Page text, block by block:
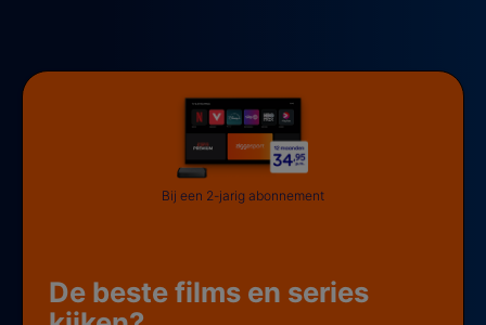
De beste films en series
Bij een 2-jarig abonnement